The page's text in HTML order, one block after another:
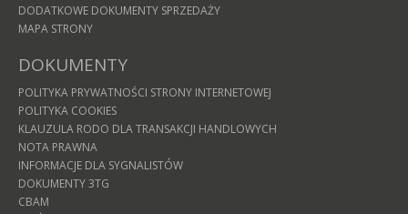
DODATKOWE DOKUMENTY SPRZEDAŻY
MAPA STRONY
DOKUMENTY
POLITYKA PRYWATNOŚCI STRONY INTERNETOWEJ
POLITYKA COOKIES
KLAUZULA RODO DLA TRANSAKCJI HANDLOWYCH
NOTA PRAWNA
INFORMACJE DLA SYGNALISTÓW
DOKUMENTY 3TG
CBAM